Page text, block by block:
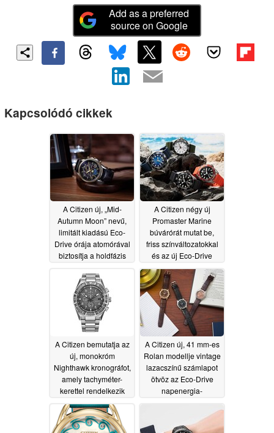
Add as a preferred
source on Google
Kapcsolódó cikkek
A Citizen új, „Mid-
Autumn Moon” nevű,
limitált kiadású Eco-
Drive órája atomórával
biztosítja a holdfázis
08/01/2026
A Citizen négy új
Promaster Marine
búvárórát mutat be,
friss színváltozatokkal
és az új Eco-Drive
Caliber E118 kaliberrel
07/01/2026
A Citizen bemutatja az
új, monokróm
Nighthawk kronográfot,
amely tachyméter-
kerettel rendelkezik
06/18/2026
A Citizen új, 41 mm-es
Rolan modellje vintage
lazacszínű számlapot
ötvöz az Eco-Drive
napenergia-